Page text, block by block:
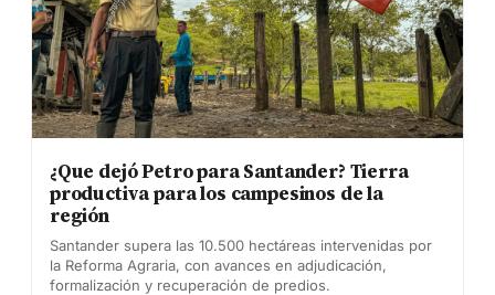
¿Que dejó Petro para Santander? Tierra
productiva para los campesinos de la
región
Santander supera las 10.500 hectáreas intervenidas por
la Reforma Agraria, con avances en adjudicación,
formalización y recuperación de predios.